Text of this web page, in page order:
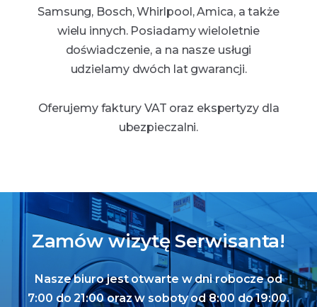
Samsung, Bosch, Whirlpool, Amica, a także
wielu innych. Posiadamy wieloletnie
doświadczenie, a na nasze usługi
udzielamy dwóch lat gwarancji.
Oferujemy faktury VAT oraz ekspertyzy dla
ubezpieczalni.
Zamów wizytę Serwisanta!
Nasze biuro jest otwarte w dni robocze od
7:00 do 21:00 oraz w soboty od 8:00 do 19:00.